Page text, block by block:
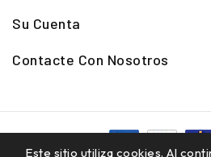
Su Cuenta
Contacte Con Nosotros
Este sitio utiliza cookies. Al